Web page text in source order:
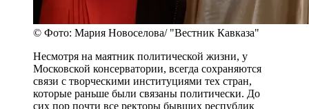
© Фото: Мария Новоселова/ "Вестник Кавказа"
Несмотря на маятник политической жизни, у
Московской консерватории, всегда сохраняются
связи с творческими институциями тех стран,
которые раньше были связаны политически. До
сих пор почти все ректоры бывших республик